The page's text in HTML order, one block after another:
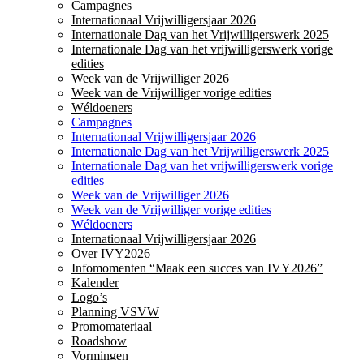
Campagnes
Internationaal Vrijwilligersjaar 2026
Internationale Dag van het Vrijwilligerswerk 2025
Internationale Dag van het vrijwilligerswerk vorige
edities
Week van de Vrijwilliger 2026
Week van de Vrijwilliger vorige edities
Wéldoeners
Campagnes
Internationaal Vrijwilligersjaar 2026
Internationale Dag van het Vrijwilligerswerk 2025
Internationale Dag van het vrijwilligerswerk vorige
edities
Week van de Vrijwilliger 2026
Week van de Vrijwilliger vorige edities
Wéldoeners
Internationaal Vrijwilligersjaar 2026
Over IVY2026
Infomomenten “Maak een succes van IVY2026”
Kalender
Logo’s
Planning VSVW
Promomateriaal
Roadshow
Vormingen